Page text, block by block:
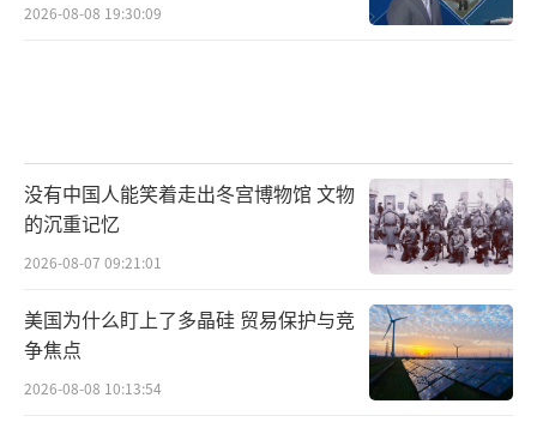
2026-08-08 19:30:09
没有中国人能笑着走出冬宫博物馆 文物
的沉重记忆
2026-08-07 09:21:01
美国为什么盯上了多晶硅 贸易保护与竞
争焦点
2026-08-08 10:13:54